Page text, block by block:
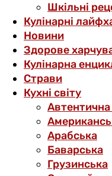
Шкільні
Кулінарні
Новини
Здорове
Кулінарна
Страви
Кухні світу
Автентична
Арабська
Баварська
Грузинська